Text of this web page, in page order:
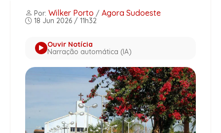
Por: Wilker Porto / Agora Sudoeste
18 Jun 2026 / 11h32
Ouvir Notícia
Narração automática (IA)